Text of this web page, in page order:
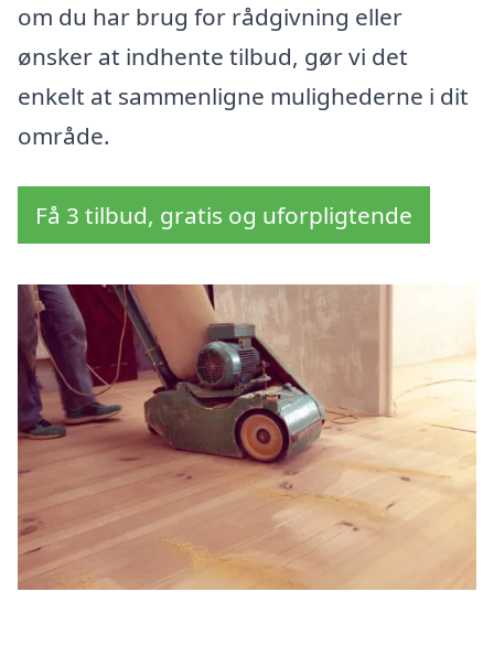
om du har brug for rådgivning eller
ønsker at indhente tilbud, gør vi det
enkelt at sammenligne mulighederne i dit
område.
Få 3 tilbud, gratis og uforpligtende